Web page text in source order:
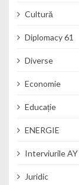
Cultură
Diplomacy 61
Diverse
Economie
Educație
ENERGIE
Interviurile AY
Juridic